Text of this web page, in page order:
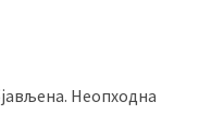
Неопходна